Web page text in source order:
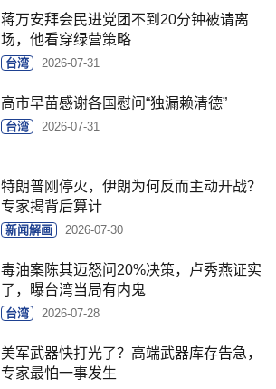
蒋万安拜会民进党团不到20分钟被请离
场，他看穿绿营策略
台湾 2026-07-31
高市早苗感谢各国慰问“独漏赖清德”
台湾 2026-07-31
特朗普刚停火，伊朗为何反而主动开战？
专家揭背后算计
新闻解画 2026-07-30
毒油案陈其迈怒问20%决策，卢秀燕证实
了，曝台湾当局有内鬼
台湾 2026-07-28
美军武器快打光了？高端武器库存告急，
专家最怕一事发生